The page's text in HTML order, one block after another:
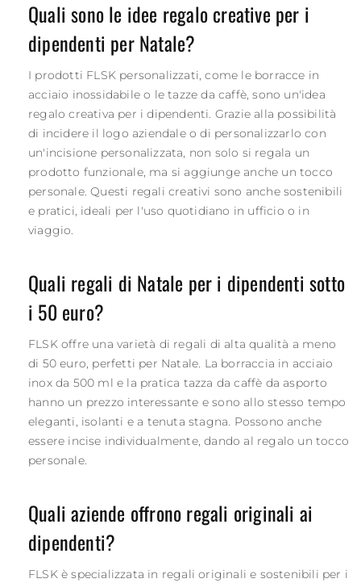
Quali sono le idee regalo creative per i
dipendenti per Natale?
I prodotti FLSK personalizzati, come le borracce in
acciaio inossidabile o le tazze da caffè, sono un'idea
regalo creativa per i dipendenti. Grazie alla possibilità
di incidere il logo aziendale o di personalizzarlo con
un'incisione personalizzata, non solo si regala un
prodotto funzionale, ma si aggiunge anche un tocco
personale. Questi regali creativi sono anche sostenibili
e pratici, ideali per l'uso quotidiano in ufficio o in
viaggio.
Quali regali di Natale per i dipendenti sotto
i 50 euro?
FLSK offre una varietà di regali di alta qualità a meno
di 50 euro, perfetti per Natale. La borraccia in acciaio
inox da 500 ml e la pratica tazza da caffè da asporto
hanno un prezzo interessante e sono allo stesso tempo
eleganti, isolanti e a tenuta stagna. Possono anche
essere incise individualmente, dando al regalo un tocco
personale.
Quali aziende offrono regali originali ai
dipendenti?
FLSK è specializzata in regali originali e sostenibili per i